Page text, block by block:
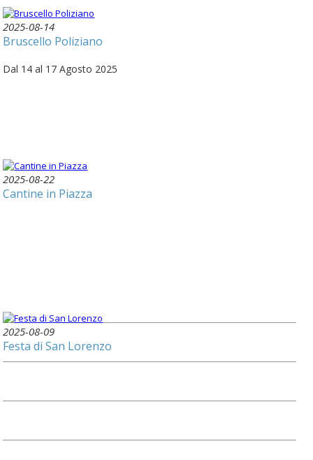
2025-08-14
Bruscello Poliziano
Dal 14 al 17 Agosto 2025
2025-08-22
Cantine in Piazza
2025-08-09
Festa di San Lorenzo